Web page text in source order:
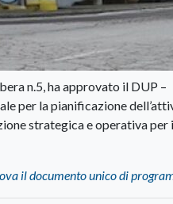
n.5, ha approvato il DUP –
per la pianificazione
strategica e operativa per
il documento unico di